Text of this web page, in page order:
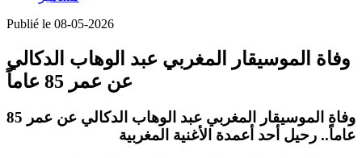
Publié le 08-05-2026
وفاة الموسيقار المغربي عبد الوهاب الدكالي
عن عمر 85 عاماً
وفاة الموسيقار المغربي عبد الوهاب الدكالي عن عمر 85
عاماً.. رحيل أحد أعمدة الأغنية المغربية